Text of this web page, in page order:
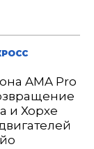
AMA Pro
и Хорхе